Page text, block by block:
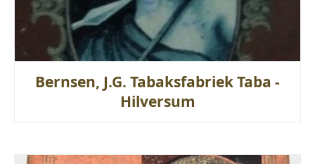
Bernsen, J.G. Tabaksfabriek Taba -
Hilversum